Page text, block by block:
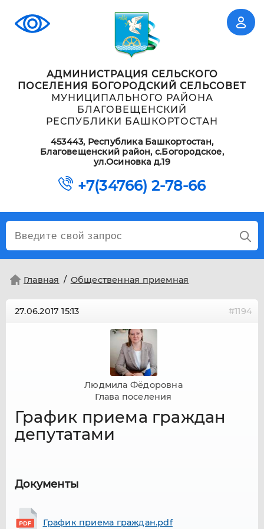
АДМИНИСТРАЦИЯ СЕЛЬСКОГО
ПОСЕЛЕНИЯ БОГОРОДСКИЙ СЕЛЬСОВЕТ
МУНИЦИПАЛЬНОГО РАЙОНА
БЛАГОВЕЩЕНСКИЙ
РЕСПУБЛИКИ БАШКОРТОСТАН
453443, Республика Башкортостан,
Благовещенский район, с.Богородское,
ул.Осиновка д.19
+7(34766) 2-78-66
Главная Общественная приемная
27.06.201715:13 #1194
График приема граждан
депутатами
Документы
График приема граждан.pdf
Людмила Фёдоровна
Глава поселения